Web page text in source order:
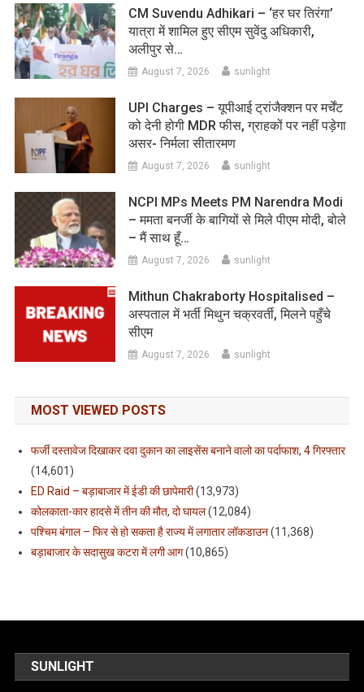
CM Suvendu Adhikari – ‘हर घर तिरंगा’
यात्रा में शामिल हुए सीएम सुवेंदु अधिकारी,
अलीपुर से…
August 7, 2026 sunlight
UPI Charges – यूपीआई ट्रांजैक्शन पर मर्चेंट
को देनी होगी MDR फीस, ग्राहकों पर नहीं पड़ेगा
असर- निर्मला सीतारमण
August 7, 2026 sunlight
NCPI MPs Meets PM Narendra Modi
– ममता बनर्जी के बागियों से मिले पीएम मोदी, बोले
– मैं साथ हूँ…
August 7, 2026 sunlight
Mithun Chakraborty Hospitalised –
अस्पताल में भर्ती मिथुन चक्रवर्ती, मिलने पहुँचे
सीएम
August 7, 2026 sunlight
MOST VIEWED POSTS
फर्जी दस्तावेज दिखाकर दवा दुकान का लाइसेंस बनाने वालो का पर्दाफाश, 4 गिरफ्तार
(14,601)
ED Raid – बड़ाबाजार में ईडी की छापेमारी(13,973)
कोलकाता-कार हादसे में तीन की मौत, दो घायल(12,084)
पश्चिम बंगाल – फिर से हो सकता है राज्य में लगातार लॉकडाउन(11,368)
बड़ाबाजार के सदासुख कटरा में लगी आग(10,865)
SUNLIGHT